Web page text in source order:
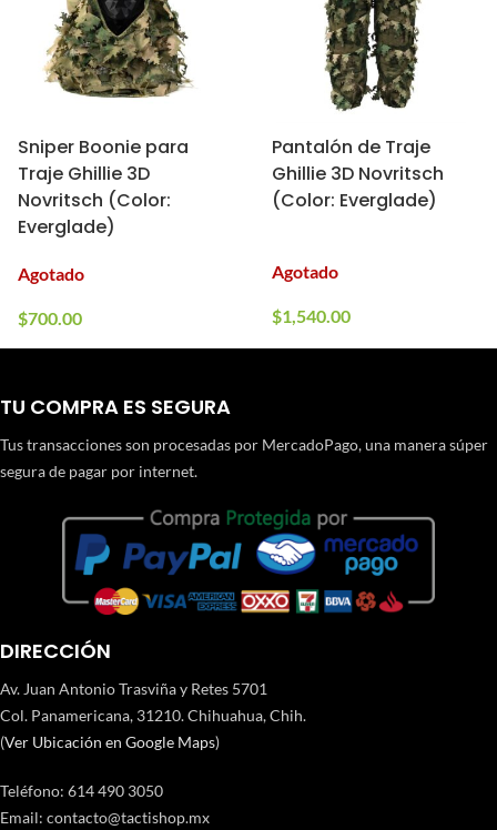
Sniper Boonie para
Traje Ghillie 3D
Novritsch (Color:
Everglade)
Agotado
$700.00
Pantalón de Traje
Ghillie 3D Novritsch
(Color: Everglade)
Agotado
$1,540.00
TU COMPRA ES SEGURA
Tus transacciones son procesadas por MercadoPago, una manera súper
segura de pagar por internet.
DIRECCIÓN
Av. Juan Antonio Trasviña y Retes 5701
Col. Panamericana, 31210. Chihuahua, Chih.
(Ver Ubicación en Google Maps)
Teléfono: 614 490 3050
Email: contacto@tactishop.mx